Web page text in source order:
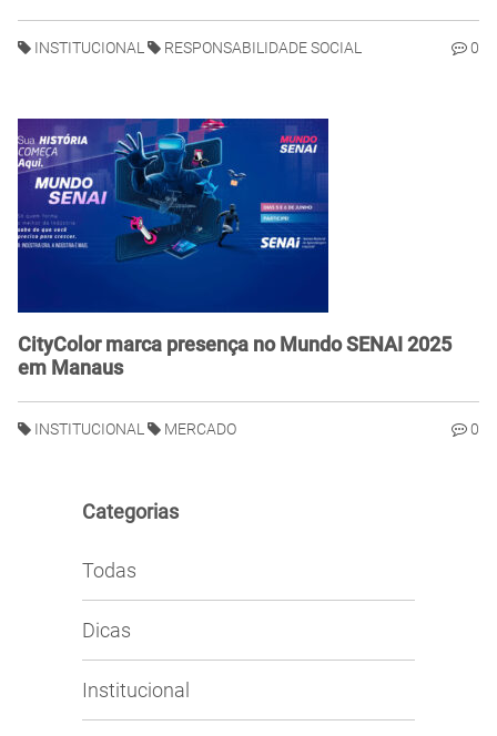
INSTITUCIONAL RESPONSABILIDADE SOCIAL 0
CityColor marca presença no Mundo SENAI 2025
em Manaus
INSTITUCIONAL MERCADO 0
Categorias
Todas
Dicas
Institucional